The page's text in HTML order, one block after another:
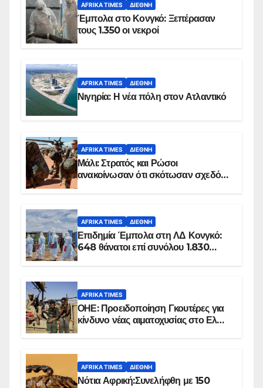
AFRIKA TIMES ΔΙΕΘΝΉ
Έμπολα στο Κονγκό: Ξεπέρασαν
τους 1.350 οι νεκροί
AFRIKA TIMES ΔΙΕΘΝΉ
Νιγηρία: Η νέα πόλη στον Ατλαντικό
AFRIKA TIMES ΔΙΕΘΝΉ
Μάλι: Στρατός και Ρώσοι
ανακοίνωσαν ότι σκότωσαν σχεδόν
AFRIKA TIMES ΔΙΕΘΝΉ
Επιδημία Έμπολα στη ΛΔ Κονγκό:
648 θάνατοι επί συνόλου 1.830
AFRIKA TIMES
ΟΗΕ: Προειδοποίηση Γκουτέρες για
κίνδυνο νέας αιματοχυσίας στο Ελ
AFRIKA TIMES ΔΙΕΘΝΉ
Νότια Αφρική:Συνελήφθη με 150